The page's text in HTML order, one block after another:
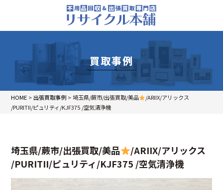
買取事例
HOME > 出張買取事例 >埼玉県/蕨市/出張買取/美品
/ARIIX/アリックス
/PURITII/ピュリティ/KJF375 /空気清浄機
埼玉県/蕨市/出張買取/美品
/ARIIX/アリックス
/PURITII/ピュリティ/KJF375 /空気清浄機